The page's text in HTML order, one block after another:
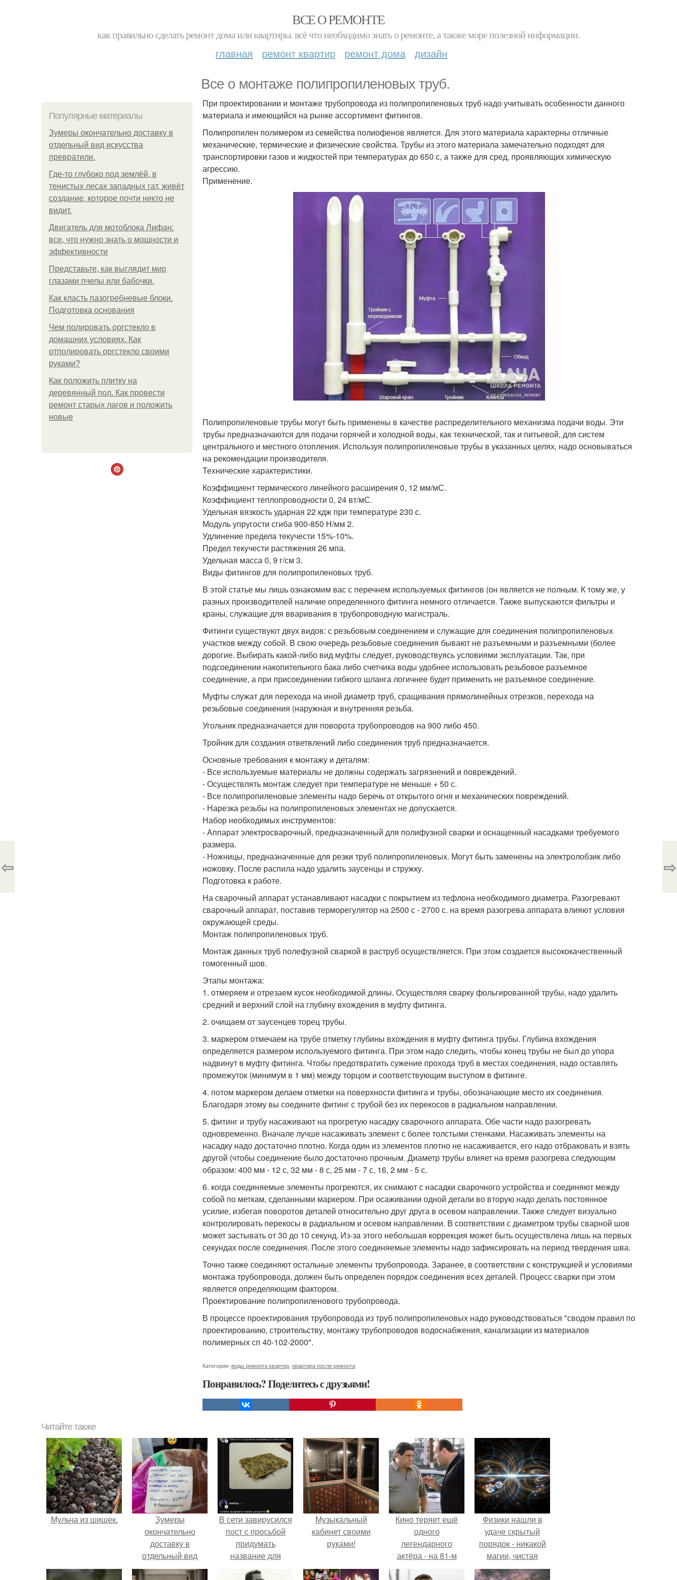
ВСЕ О РЕМОНТЕ
как правильно сделать ремонт дома или квартиры. всё что необходимо знать о ремонте, а также море полезной информации.
главная ремонт квартир ремонт дома дизайн
Все о монтаже полипропиленовых труб.
Популярные материалы
Зумеры окончательно доставку в
отдельный вид искусства
превратили.
Где-то глубоко под землёй, в
тенистых лесах западных гат, живёт
создание, которое почти никто не
видит.
Двигатель для мотоблока Лифан:
все, что нужно знать о мощности и
эффективности
Представьте, как выглядит мир
глазами пчелы или бабочки.
Как класть пазогребневые блоки.
Подготовка основания
Чем полировать оргстекло в
домашних условиях. Как
отполировать оргстекло своими
руками?
Как положить плитку на
деревянный пол. Как провести
ремонт старых лагов и положить
новые
При проектировании и монтаже трубопровода из полипропиленовых труб надо учитывать особенности данного
материала и имеющийся на рынке ассортимент фитингов.
Полипропилен полимером из семейства полиофенов является. Для этого материала характерны отличные
механические, термические и физические свойства. Трубы из этого материала замечательно подходят для
транспортировки газов и жидкостей при температурах до 650 с, а также для сред, проявляющих химическую
агрессию.
Применение.
Полипропиленовые трубы могут быть применены в качестве распределительного механизма подачи воды. Эти
трубы предназначаются для подачи горячей и холодной воды, как технической, так и питьевой, для систем
центрального и местного отопления. Используя полипропиленовые трубы в указанных целях, надо основываться
на рекомендации производителя.
Технические характеристики.
Коэффициент термического линейного расширения 0, 12 мм/мС.
Коэффициент теплопроводности 0, 24 вт/мС.
Удельная вязкость ударная 22 кдж при температуре 230 с.
Модуль упругости сгиба 900-850 Н/мм 2.
Удлинение предела текучести 15%-10%.
Предел текучести растяжения 26 мпа.
Удельная масса 0, 9 г/см 3.
Виды фитингов для полипропиленовых труб.
В этой статье мы лишь ознакомим вас с перечнем используемых фитингов (он является не полным. К тому же, у
разных производителей наличие определенного фитинга немного отличается. Также выпускаются фильтры и
краны, служащие для вваривания в трубопроводную магистраль.
Фитинги существуют двух видов: с резьбовым соединением и служащие для соединения полипропиленовых
участков между собой. В свою очередь резьбовые соединения бывают не разъемными и разъемными (более
дорогие. Выбирать какой-либо вид муфты следует, руководствуясь условиями эксплуатации. Так, при
подсоединении накопительного бака либо счетчика воды удобнее использовать резьбовое разъемное
соединение, а при присоединении гибкого шланга логичнее будет применить не разъемное соединение.
Муфты служат для перехода на иной диаметр труб, сращивания прямолинейных отрезков, перехода на
резьбовые соединения (наружная и внутренняя резьба.
Угольник предназначается для поворота трубопроводов на 900 либо 450.
Тройник для создания ответвлений либо соединения труб предназначается.
Основные требования к монтажу и деталям:
- Все используемые материалы не должны содержать загрязнений и повреждений.
- Осуществлять монтаж следует при температуре не меньше + 50 с.
- Все полипропиленовые элементы надо беречь от открытого огня и механических повреждений.
- Нарезка резьбы на полипропиленовых элементах не допускается.
Набор необходимых инструментов:
- Аппарат электросварочный, предназначенный для полифузной сварки и оснащенный насадками требуемого
размера.
- Ножницы, предназначенные для резки труб полипропиленовых. Могут быть заменены на электролобзик либо
ножовку. После распила надо удалить заусенцы и стружку.
Подготовка к работе.
На сварочный аппарат устанавливают насадки с покрытием из тефлона необходимого диаметра. Разогревают
сварочный аппарат, поставив терморегулятор на 2500 с - 2700 с. на время разогрева аппарата влияют условия
окружающей среды.
Монтаж полипропиленовых труб.
Монтаж данных труб полефузной сваркой в раструб осуществляется. При этом создается высококачественный
гомогенный шов.
Этапы монтажа:
1. отмеряем и отрезаем кусок необходимой длины. Осуществляя сварку фольгированной трубы, надо удалить
средний и верхний слой на глубину вхождения в муфту фитинга.
2. очищаем от заусенцев торец трубы.
3. маркером отмечаем на трубе отметку глубины вхождения в муфту фитинга трубы. Глубина вхождения
определяется размером используемого фитинга. При этом надо следить, чтобы конец трубы не был до упора
надвинут в муфту фитинга. Чтобы предотвратить сужение прохода труб в местах соединения, надо оставлять
промежуток (минимум в 1 мм) между торцом и соответствующим выступом в фитинге.
4. потом маркером делаем отметки на поверхности фитинга и трубы, обозначающие место их соединения.
Благодаря этому вы соедините фитинг с трубой без их перекосов в радиальном направлении.
5. фитинг и трубу насаживают на прогретую насадку сварочного аппарата. Обе части надо разогревать
одновременно. Вначале лучше насаживать элемент с более толстыми стенками. Насаживать элементы на
насадку надо достаточно плотно. Когда один из элементов плотно не насаживается, его надо отбраковать и взять
другой (чтобы соединение было достаточно прочным. Диаметр трубы влияет на время разогрева следующим
образом: 400 мм - 12 с, 32 мм - 8 с, 25 мм - 7 с, 16, 2 мм - 5 с.
6. когда соединяемые элементы прогреются, их снимают с насадки сварочного устройства и соединяют между
собой по меткам, сделанными маркером. При осаживании одной детали во вторую надо делать постоянное
усилие, избегая поворотов деталей относительно друг друга в осевом направлении. Также следует визуально
контролировать перекосы в радиальном и осевом направлении. В соответствии с диаметром трубы сварной шов
может застывать от 30 до 10 секунд. Из-за этого небольшая коррекция может быть осуществлена лишь на первых
секундах после соединения. После этого соединяемые элементы надо зафиксировать на период твердения шва.
Точно также соединяют остальные элементы трубопровода. Заранее, в соответствии с конструкцией и условиями
монтажа трубопровода, должен быть определен порядок соединения всех деталей. Процесс сварки при этом
является определяющим фактором.
Проектирование полипропиленового трубопровода.
В процессе проектирования трубопровода из труб полипропиленовых надо руководствоваться "сводом правил по
проектированию, строительству, монтажу трубопроводов водоснабжения, канализации из материалов
полимерных сп 40-102-2000".
Категории: виды ремонта квартир квартира после ремонта
Понравилось? Поделитесь с друзьями!
⇦ ⇨
Читайте также
Мульча из шишек.
Зумеры
окончательно
доставку в
отдельный вид
искусства
В сети завирусился
пост с просьбой
придумать
название для
домашней
Музыкальный
кабинет своими
руками!
Кино теряет ещё
одного
легендарного
актёра - на 81-м
году жизни не стало
Физики нашли в
удаче скрытый
порядок - никакой
магии, чистая
квантовая